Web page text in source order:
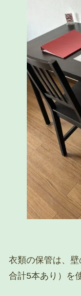
衣類の保管は、
合計5本あり）を